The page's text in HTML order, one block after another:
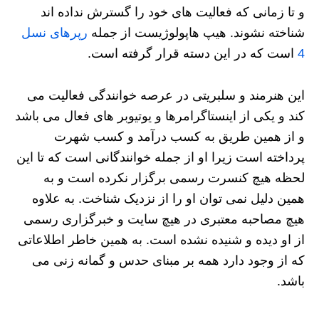
و تا زمانی که فعالیت های خود را گسترش نداده اند
شناخته نشوند. هیپ هاپولوژیست از جمله رپرهای نسل
4 است که در این دسته قرار گرفته است.
این هنرمند و سلبریتی در عرصه خوانندگی فعالیت می‌
کند و یکی از اینستاگرامرها و یوتیوبر های فعال می باشد
و از همین طریق به کسب درآمد و کسب شهرت
پرداخته است زیرا او از جمله خوانندگانی است که تا این
لحظه هیچ کنسرت رسمی برگزار نکرده است و به
همین دلیل نمی‌ توان او را از نزدیک شناخت. به علاوه
هیچ مصاحبه معتبری در هیچ سایت و خبرگزاری رسمی
از او دیده و شنیده نشده است. به همین خاطر اطلاعاتی
که از وجود دارد همه بر مبنای حدس و گمانه زنی می
باشد.